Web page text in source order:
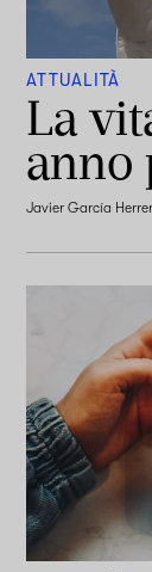
ATTUALITÀ
La
anno
Javier García